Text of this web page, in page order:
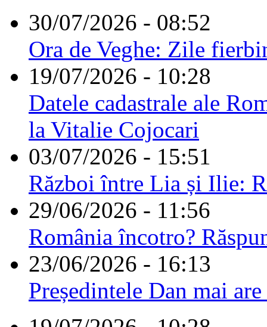
30/07/2026 - 08:52
Ora de Veghe: Zile
19/07/2026 - 10:28
Datele cadastrale ale
la Vitalie Cojocari
03/07/2026 - 15:51
Război între Lia și Ilie:
29/06/2026 - 11:56
România încotro?
23/06/2026 - 16:13
Președintele Dan mai